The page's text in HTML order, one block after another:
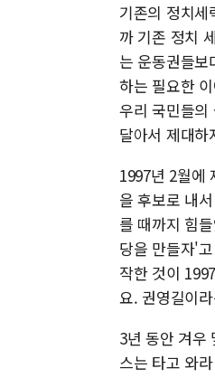
기존의 정치
까 기존 정치
는 운동권들
하는 필요한
우리 국민들의
달아서 제대
1997년 2월에
을 후보로 내
를 때까지 힘
당을 만들자'
작한 것이
요. 권영길이
3년 동안 겨우
스는 타고 와